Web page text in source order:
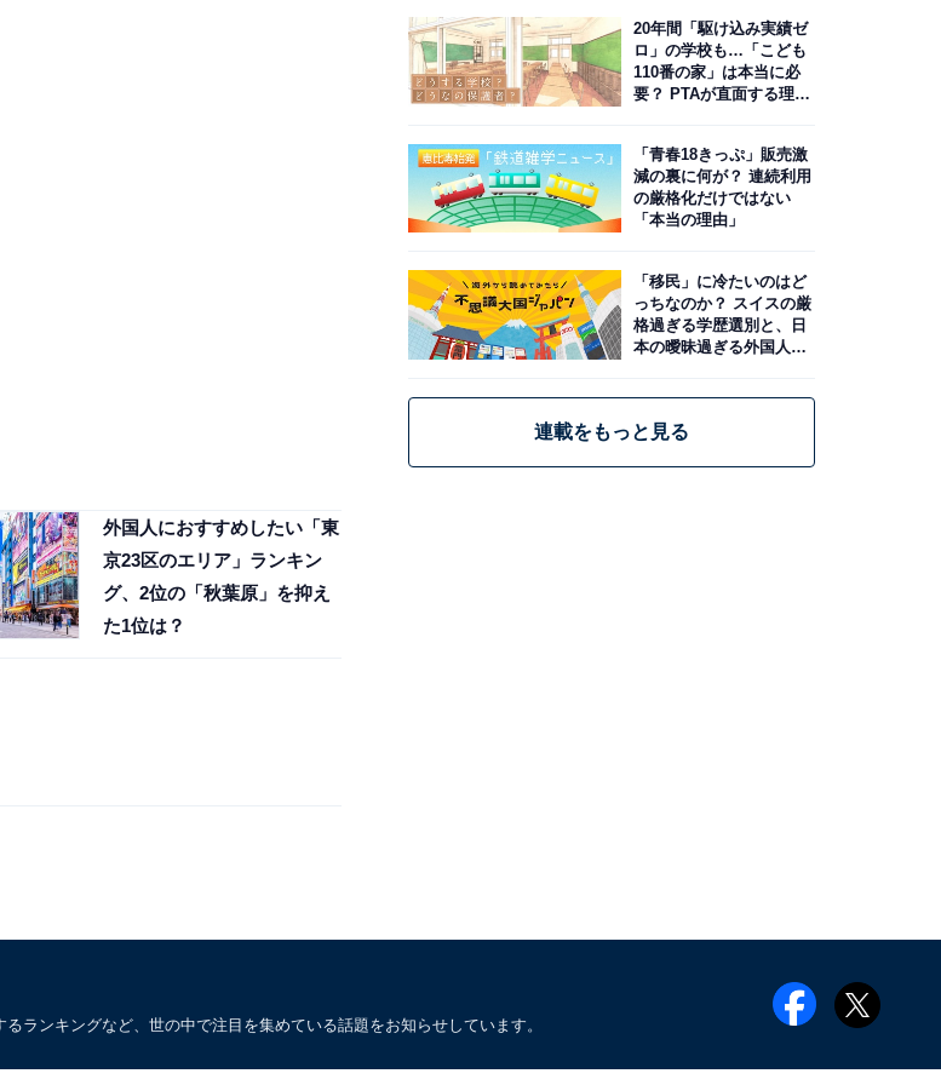
外国人におすすめしたい「東
京23区のエリア」ランキン
グ、2位の「秋葉原」を抑え
た1位は？
20年間「駆け込み実績ゼ
ロ」の学校も…「こども
110番の家」は本当に必
要？ PTAが直面する理想
「青春18きっぷ」販売激
減の裏に何が？ 連続利用
の厳格化だけではない
「本当の理由」
「移民」に冷たいのはど
っちなのか？ スイスの厳
格過ぎる学歴選別と、日
本の曖昧過ぎる外国人政
連載をもっと見る
ランキングなど、世の中で注目を集めている話題をお知らせしています。